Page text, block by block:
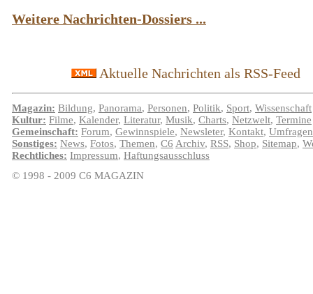
Weitere Nachrichten-Dossiers ...
Aktuelle Nachrichten als RSS-Feed
Magazin: Bildung, Panorama, Personen, Politik, Sport, Wissenschaft
Kultur: Filme, Kalender, Literatur, Musik, Charts, Netzwelt, Termine
Gemeinschaft: Forum, Gewinnspiele, Newsleter, Kontakt, Umfragen
Sonstiges: News, Fotos, Themen, C6 Archiv, RSS, Shop, Sitemap,
Rechtliches: Impressum, Haftungsausschluss
© 1998 - 2009 C6 MAGAZIN